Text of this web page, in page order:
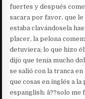
fuertes y después
sacara por favor, que le
estaba clavándosela
placer, la pelona
detuviera; lo que hizo
dijo que tenía mucho
se salió con la tranca
que cosas en inglés a la
espanglish: â??solo me